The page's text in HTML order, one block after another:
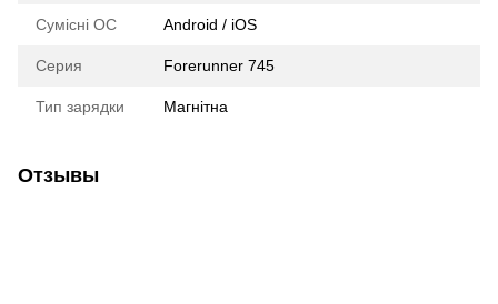
Сумісні ОС Android / iOS
Серия Forerunner 745
Тип зарядки Магнітна
Отзывы